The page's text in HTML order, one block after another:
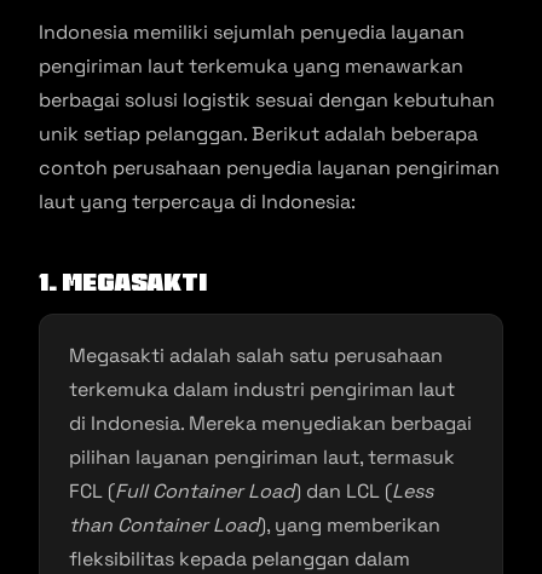
Indonesia memiliki sejumlah penyedia layanan
pengiriman laut terkemuka yang menawarkan
berbagai solusi logistik sesuai dengan kebutuhan
unik setiap pelanggan. Berikut adalah beberapa
contoh perusahaan penyedia layanan pengiriman
laut yang terpercaya di Indonesia:
1. Megasakti
Megasakti adalah salah satu perusahaan
terkemuka dalam industri pengiriman laut
di Indonesia. Mereka menyediakan berbagai
pilihan layanan pengiriman laut, termasuk
FCL (Full Container Load) dan LCL (Less
than Container Load), yang memberikan
fleksibilitas kepada pelanggan dalam